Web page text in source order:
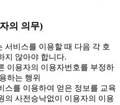
의 의무)
비스를 이용할 때 다음 각 호
지 않아야 합니다.
이용자의 이용자번호를 부정하
하는 행위
스를 이용하여 얻은 정보를 교육
의 사전승낙없이 이용자의 이용